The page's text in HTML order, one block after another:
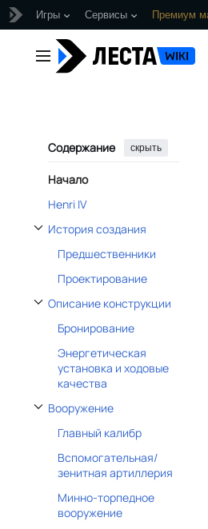
Игры Сервисы Премиум
содержанию
Главное меню
Содержание скрыть
Начало
Henri IV
История создания
Отобразить/Скрыть подраздел История
Предшественники
Проектирование
Описание конструкции
Отобразить/Скрыть подраздел Описание
Бронирование
Энергетическая
установка и ходовые
качества
Вооружение
Отобразить/Скрыть подраздел
Главный калибр
Вспомогательная/
зенитная артиллерия
Минно-торпедное
вооружение